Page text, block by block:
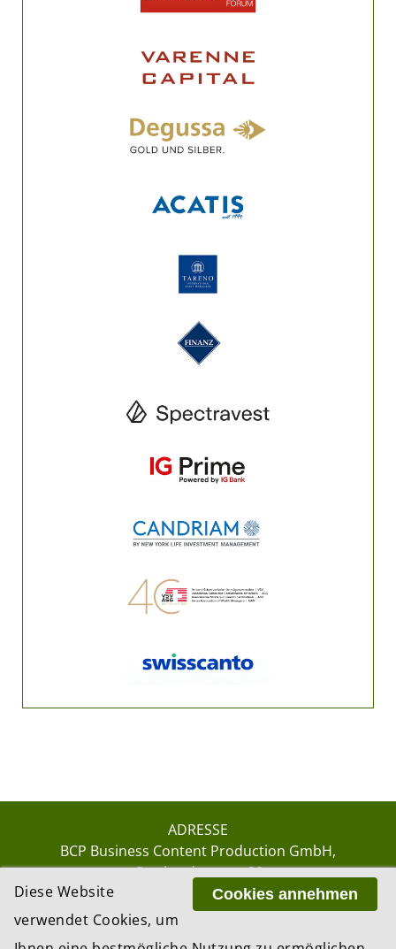
ADRESSE
BCP Business Content Production GmbH
Gotthardstrasse 38
8002 ZürichCookies annehmen
Diese Website
verwendet Cookies, um